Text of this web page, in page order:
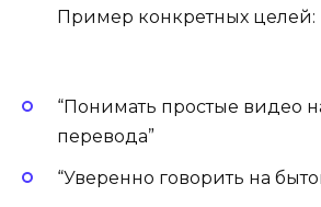
Пример конкретных целей:
“Понимать простые видео
перевода”
“Уверенно говорить на